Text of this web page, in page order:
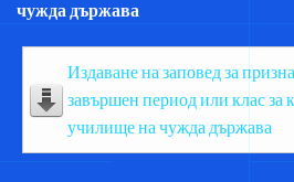
чужда държава
Издаване на заповед за
завършен период или клас за
училище на чужда държава